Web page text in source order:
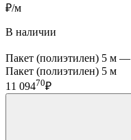
₽/м
В наличии
Пакет (полиэтилен) 5 м —
Пакет (полиэтилен) 5 м
11 09470₽